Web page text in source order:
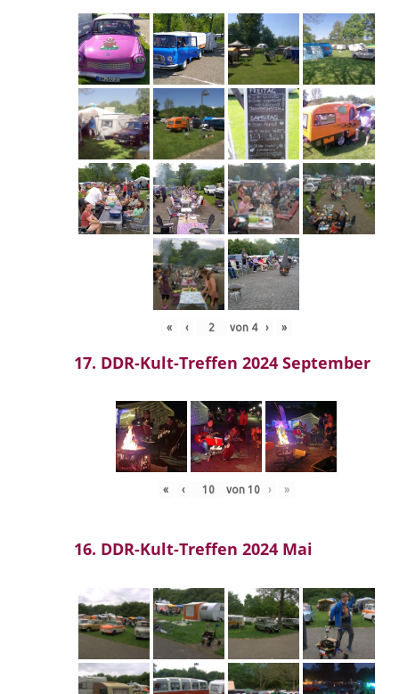
« ‹ von 4 › »
17. DDR-Kult-Treffen 2024 September
« ‹ von 10 › »
16. DDR-Kult-Treffen 2024 Mai